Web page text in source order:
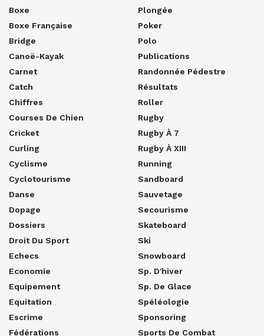
Boxe
Boxe Française
Bridge
Canoë-Kayak
Carnet
Catch
Chiffres
Courses De Chien
Cricket
Curling
Cyclisme
Cyclotourisme
Danse
Dopage
Dossiers
Droit Du Sport
Echecs
Economie
Equipement
Equitation
Escrime
Fédérations
Plongée
Poker
Polo
Publications
Randonnée Pédestre
Résultats
Roller
Rugby
Rugby À 7
Rugby À XIII
Running
Sandboard
Sauvetage
Secourisme
Skateboard
Ski
Snowboard
Sp. D'hiver
Sp. De Glace
Spéléologie
Sponsoring
Sports De Combat